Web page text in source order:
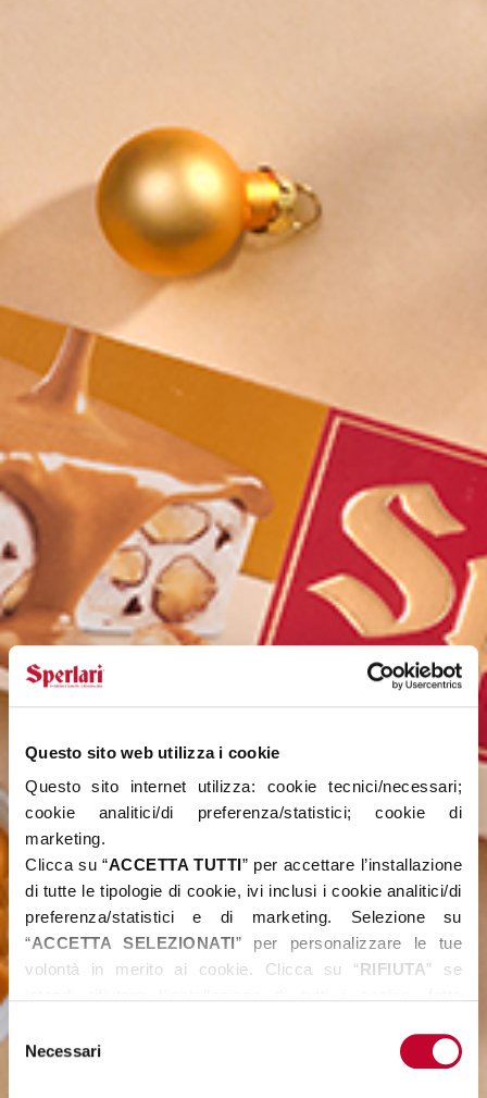
Questo sito web utilizza i cookie
Questo sito internet utilizza: cookie tecnici/necessari;
cookie analitici/di preferenza/statistici; cookie di
marketing.
Clicca su “ACCETTA TUTTI” per accettare l’installazione
di tutte le tipologie di cookie, ivi inclusi i cookie analitici/di
preferenza/statistici e di marketing. Selezione su
“ACCETTA SELEZIONATI” per personalizzare le tue
volontà in merito ai cookie. Clicca su “RIFIUTA” se
Per maggiori informazioni, puoi visualizzare la
COOKIE
INFORMAZIONI SUI
Selezione
delNecessari